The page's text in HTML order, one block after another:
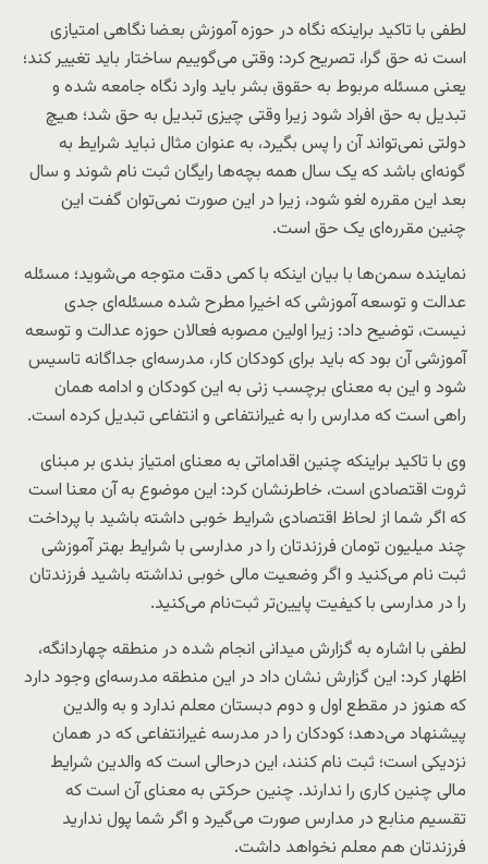
لطفی با تاکید براینکه نگاه در حوزه آموزش بعضا نگاهی امتیازی
است نه حق گرا، تصریح کرد: وقتی می‌گوییم ساختار باید تغییر کند؛
یعنی مسئله مربوط به حقوق بشر باید وارد نگاه جامعه شده و
تبدیل به حق افراد شود زیرا وقتی چیزی تبدیل به حق شد؛ هیچ
دولتی نمی‌تواند آن را پس بگیرد، به عنوان مثال نباید شرایط به
گونه‌ای باشد که یک سال همه بچه‌ها رایگان ثبت نام شوند و سال
بعد این مقرره لغو شود، زیرا در این صورت نمی‌توان گفت این
چنین مقرره‌ای یک حق است.
نماینده سمن‌ها با بیان اینکه با کمی دقت متوجه می‌شوید؛ مسئله
عدالت و توسعه آموزشی که اخیرا مطرح شده مسئله‌ای جدی
نیست، توضیح داد: زیرا اولین مصوبه فعالان حوزه عدالت و توسعه
آموزشی آن بود که باید برای کودکان کار، مدرسه‌ای جداگانه تاسیس
شود و این به معنای برچسب زنی به این کودکان و ادامه‌‌ همان
راهی است که مدارس را به غیرانتفاعی و انتفاعی تبدیل کرده است.
وی با تاکید براینکه چنین اقداماتی به معنای امتیاز بندی بر مبنای
ثروت اقتصادی است، خاطرنشان کرد: این موضوع به آن معنا است
که اگر شما از لحاظ اقتصادی شرایط خوبی داشته باشید با پرداخت
چند میلیون تومان فرزندتان را در مدارسی با شرایط بهتر آموزشی
ثبت نام می‌کنید و اگر وضعیت مالی خوبی نداشته باشید فرزندتان
را در مدارسی با کیفیت پایین‌تر ثبت‌نام می‌کنید.
لطفی با اشاره به گزارش میدانی انجام شده در منطقه چهاردانگه،
اظهار کرد: این گزارش نشان داد در این منطقه مدرسه‌ای وجود دارد
که هنوز در مقطع اول و دوم دبستان معلم ندارد و به والدین
پیشنهاد می‌دهد؛ کودکان را در مدرسه غیرانتفاعی که در‌‌ همان
نزدیکی است؛ ثبت نام کنند، این درحالی است که والدین شرایط
مالی چنین کاری را ندارند. چنین حرکتی به معنای آن است که
تقسیم منابع در مدارس صورت می‌گیرد و اگر شما پول ندارید
فرزندتان هم معلم نخواهد داشت.